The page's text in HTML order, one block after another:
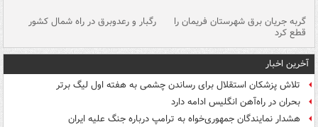
گربه جریان برق شهرستان فریمان را
قطع کرد
رگبار و رعدوبرق در راه شمال کشور
آخرین اخبار
تلاش پزشکان استقلال برای رساندن چشمی به هفته اول لیگ برتر
بحران در راه‌آهن انگلیس ادامه دارد
هشدار نمایندگان جمهوری‌خواه به ترامپ درباره جنگ علیه ایران